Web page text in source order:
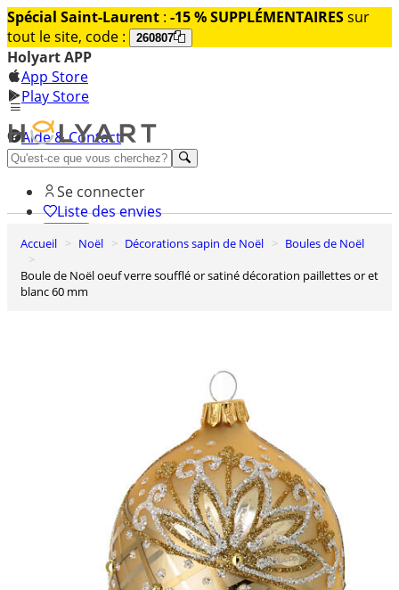
Spécial Saint-Laurent : -15 % SUPPLÉMENTAIRESsur
tout le site, code :
260807
Holyart APP
App Store
Play Store
Aide & Contact
Découvrez Premium
Se connecter
Liste des envies
0
Accueil Noël Décorations sapin de Noël
Boules de Noël
Boule de Noël oeuf verre soufflé or satiné décoration paillettes or et
blanc 60 mm